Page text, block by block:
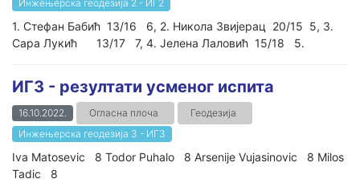
Инжењерска геодезија 2 - ИГ2
1. Стефан Бабић 13/16 6, 2. Никола Звијерац 20/15 5, 3.
Сара Лукић 13/17 7, 4. Јелена Лаловић 15/18 5.
ИГ3 - резултати усменог испита
16.10.2022. Огласна плоча
Геодезија
Инжењерска геодезија 3 - ИГ3
Iva Matosevic 8 Todor Puhalo 8 Arsenije Vujasinovic 8 Milos
Tadic 8